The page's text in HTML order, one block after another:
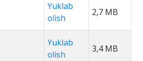
Yuklab
olish
2,7 MB
Yuklab
olish
3,4 MB